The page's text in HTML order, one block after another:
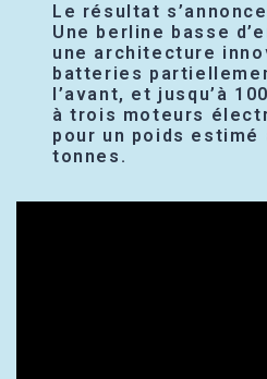
Le résultat
Une berline basse
une architecture
batteries
l’avant, et jusqu’à
à trois moteurs
pour un poids estimé
tonnes.